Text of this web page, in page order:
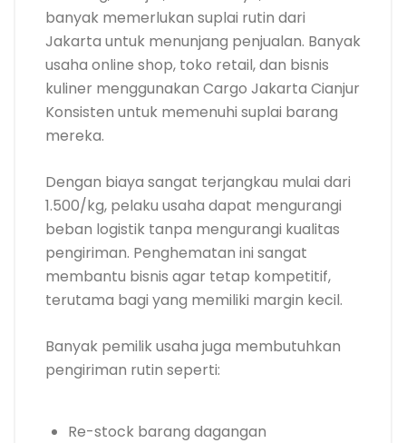
banyak memerlukan suplai rutin dari
Jakarta untuk menunjang penjualan. Banyak
usaha online shop, toko retail, dan bisnis
kuliner menggunakan Cargo Jakarta Cianjur
Konsisten untuk memenuhi suplai barang
mereka.
Dengan biaya sangat terjangkau mulai dari
1.500/kg, pelaku usaha dapat mengurangi
beban logistik tanpa mengurangi kualitas
pengiriman. Penghematan ini sangat
membantu bisnis agar tetap kompetitif,
terutama bagi yang memiliki margin kecil.
Banyak pemilik usaha juga membutuhkan
pengiriman rutin seperti:
Re-stock barang dagangan